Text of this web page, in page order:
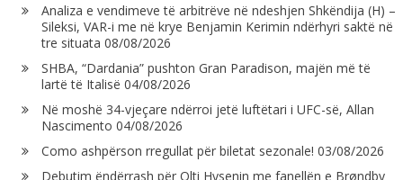
Analiza e vendimeve të arbitrëve në ndeshjen Shkëndija (H) –
Sileksi, VAR-i me në krye Benjamin Kerimin ndërhyri saktë në
tre situata 08/08/2026
SHBA, “Dardania” pushton Gran Paradison, majën më të
lartë të Italisë 04/08/2026
Në moshë 34-vjeçare ndërroi jetë luftëtari i UFC-së, Allan
Nascimento 04/08/2026
Como ashpërson rregullat për biletat sezonale! 03/08/2026
Debutim ëndërrash për Olti Hysenin me fanellën e Brøndby